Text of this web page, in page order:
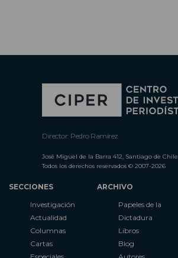
Director: Pedro Ramírez
José Miguel de la Barra 412, Santiago de Chile
Todos los derechos reservados © 2007-2026
SECCIONES
Investigación
Actualidad
Columnas
Cartas
ARCHIVO
Papeles de la
Dictadura
Libros
Blog